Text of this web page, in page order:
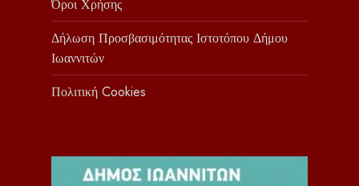
Όροι Χρήσης
Δήλωση Προσβασιμότητας Ιστοτόπου Δήμου
Ιωαννιτών
Πολιτική Cookies